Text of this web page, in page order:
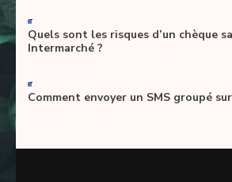
-
Quels sont les risques d’un chèque
Intermarché ?
-
Comment envoyer un SMS groupé